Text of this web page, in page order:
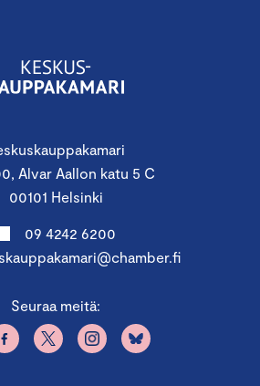
Alvar Aallon katu 5 C
00101 Helsinki
09 4242 6200
Seuraa meitä: